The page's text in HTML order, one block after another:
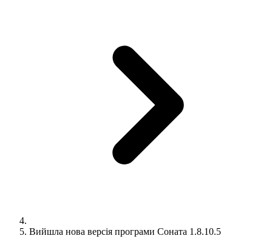
Вийшла нова версія програми Соната 1.8.10.5